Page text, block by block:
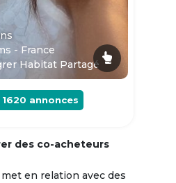
- France
Habitat Partagé
1620 annonces
des co-acheteurs
en relation avec des